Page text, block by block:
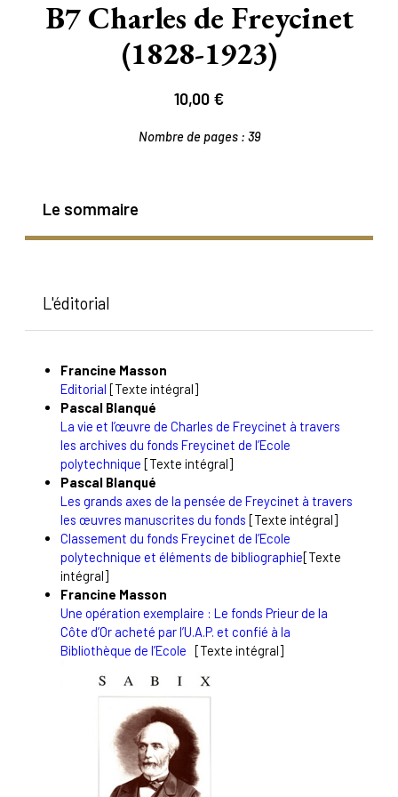
B7 Charles de Freycinet
(1828-1923)
10,00 €
Nombre de pages : 39
Le sommaire
L'éditorial
Francine Masson
Editorial [Texte intégral]
Pascal Blanqué
La vie et l’œuvre de Charles de Freycinet à travers
les archives du fonds Freycinet de l’Ecole
polytechnique [Texte intégral]
Pascal Blanqué
Les grands axes de la pensée de Freycinet à travers
les œuvres manuscrites du fonds [Texte intégral]
Classement du fonds Freycinet de l’Ecole
polytechnique et éléments de bibliographie[Texte
intégral]
Francine Masson
Une opération exemplaire : Le fonds Prieur de la
Côte d’Or acheté par l’U.A.P. et confié à la
Bibliothèque de l’Ecole [Texte intégral]